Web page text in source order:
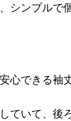
シンプルで
心できる袖
ていて、後